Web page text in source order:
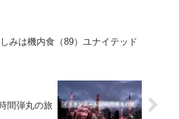
みは機内食（89）ユナイテッド
間弾丸の旅